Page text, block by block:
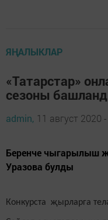
ЯҢАЛЫКЛАР
«Татарстар»
сезоны
admin, 11 август 2020
Беренче чыгарылыш
Уразова булды
Конкурста җырларга